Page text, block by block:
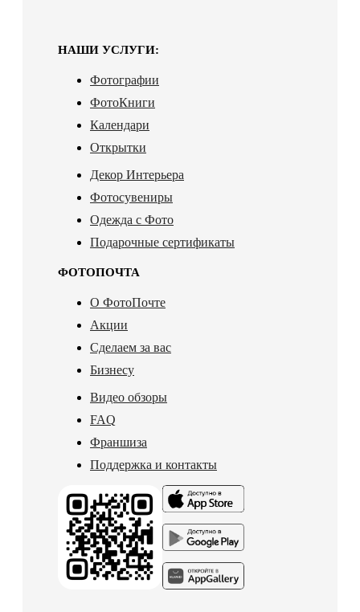
НАШИ УСЛУГИ:
Фотографии
ФотоКниги
Календари
Открытки
Декор Интерьера
Фотосувениры
Одежда с Фото
Подарочные сертификаты
ФОТОПОЧТА
О ФотоПочте
Акции
Сделаем за вас
Бизнесу
Видео обзоры
FAQ
Франшиза
Поддержка и контакты